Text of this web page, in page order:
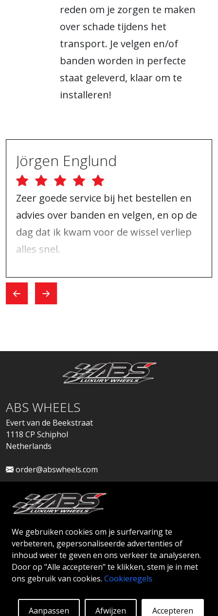
We gebruiken cookies om je surfervaring te
verbeteren, gepersonaliseerde advertenties of
inhoud weer te geven en ons verkeer te analyseren.
Door op "Alle accepteren" te klikken, stem je in met
ons gebruik van cookies. Cookieregels
Accepteren
Afwijzen
Aanpassen
reden om je zorgen te maken
over schade tijdens het
transport. Je velgen en/of
banden worden in perfecte
staat geleverd, klaar om te
installeren!
Jörgen Englund
Zeer goede service bij het bestellen en
advies over banden en velgen, en op de
dag dat ik kwam voor de wissel verliep
alles snel.
ABS WHEELS
Evert van de Beekstraat
1118 CP Schiphol
Netherlands
order@abswheels.com
Dealeraccount aanvragen